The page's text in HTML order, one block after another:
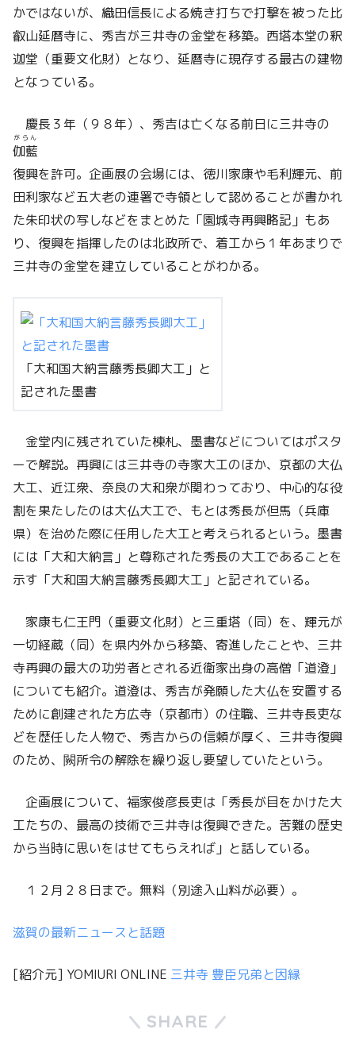
かではないが、織田信長による焼き打ちで打撃を被った比
叡山延暦寺に、秀吉が三井寺の金堂を移築。西塔本堂の釈
迦堂（重要文化財）となり、延暦寺に現存する最古の建物
となっている。
慶長３年（９８年）、秀吉は亡くなる前日に三井寺の
伽藍
がらん
復興を許可。企画展の会場には、徳川家康や毛利輝元、前
田利家など五大老の連署で寺領として認めることが書かれ
た朱印状の写しなどをまとめた「園城寺再興略記」もあ
り、復興を指揮したのは北政所で、着工から１年あまりで
三井寺の金堂を建立していることがわかる。
「大和国大納言藤秀長卿大工」と
記された墨書
金堂内に残されていた棟札、墨書などについてはポスタ
ーで解説。再興には三井寺の寺家大工のほか、京都の大仏
大工、近江衆、奈良の大和衆が関わっており、中心的な役
割を果たしたのは大仏大工で、もとは秀長が但馬（兵庫
県）を治めた際に任用した大工と考えられるという。墨書
には「大和大納言」と尊称された秀長の大工であることを
示す「大和国大納言藤秀長卿大工」と記されている。
家康も仁王門（重要文化財）と三重塔（同）を、輝元が
一切経蔵（同）を県内外から移築、寄進したことや、三井
寺再興の最大の功労者とされる近衛家出身の高僧「道澄」
についても紹介。道澄は、秀吉が発願した大仏を安置する
ために創建された方広寺（京都市）の住職、三井寺長吏な
どを歴任した人物で、秀吉からの信頼が厚く、三井寺復興
のため、闕所令の解除を繰り返し要望していたという。
企画展について、福家俊彦長吏は「秀長が目をかけた大
工たちの、最高の技術で三井寺は復興できた。苦難の歴史
から当時に思いをはせてもらえれば」と話している。
１２月２８日まで。無料（別途入山料が必要）。
滋賀の最新ニュースと話題
[紹介元] YOMIURI ONLINE 三井寺 豊臣兄弟と因縁
SHARE